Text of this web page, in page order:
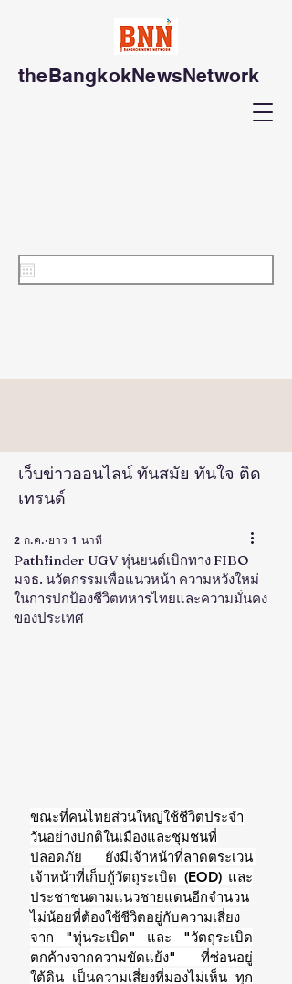
theBangkokNewsNetwork
เว็บข่าวออนไลน์ ทันสมัย ทันใจ ติด
เทรนด์
Pathfinder UGV หุ่นยนต์เบิกทาง FIBO
มจธ. นวัตกรรมเพื่อแนวหน้า ความหวังใหม่
ในการปกป้องชีวิตทหารไทยและความมั่นคง
ของประเทศ
2 ก.ค. ยาว 1 นาที
ขณะที่คนไทยส่วนใหญ่ใช้ชีวิตประจำ
วันอย่างปกติในเมืองและชุมชนที่
ปลอดภัย ยังมีเจ้าหน้าที่ลาดตระเวน
เจ้าหน้าที่เก็บกู้วัตถุระเบิด (EOD) และ
ประชาชนตามแนวชายแดนอีกจำนวน
ไม่น้อยที่ต้องใช้ชีวิตอยู่กับความเสี่ยง
จาก "ทุ่นระเบิด" และ "วัตถุระเบิด
ตกค้างจากความขัดแย้ง" ที่ซ่อนอยู่
ใต้ดิน เป็นความเสี่ยงที่มองไม่เห็น ทุก